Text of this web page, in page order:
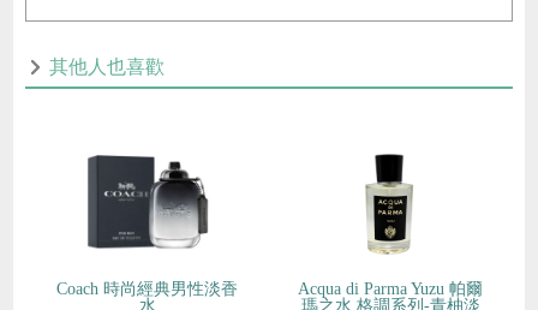
其他人也喜歡
Coach 時尚經典男性淡香
水
Acqua di Parma Yuzu 帕爾
瑪之水 格調系列-青柚淡